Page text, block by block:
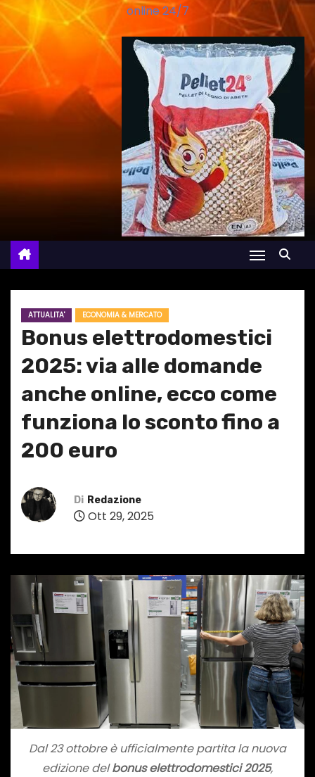
online 24/7
ATTUALITA' ECONOMIA & MERCATO
Bonus elettrodomestici
2025: via alle domande
anche online, ecco come
funziona lo sconto fino a
200 euro
Di Redazione
Ott 29, 2025
Dal 23 ottobre è ufficialmente partita la nuova
edizione delbonus elettrodomestici 2025,